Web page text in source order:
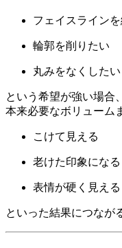
フェイスライン
輪郭を削りたい
丸みをなくしたい
という希望が強い場合、
本来必要なボリューム
こけて見える
老けた印象になる
表情が硬く見える
といった結果につなが